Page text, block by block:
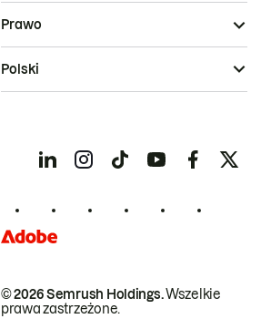
© 2026 Semrush Holdings.Wszelkie
prawa zastrzeżone.
Prawo
Polski